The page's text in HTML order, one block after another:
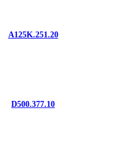
A125K.251.20
D500.377.10